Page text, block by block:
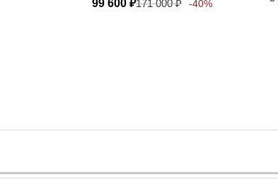
99 600₽171 000₽ -40%